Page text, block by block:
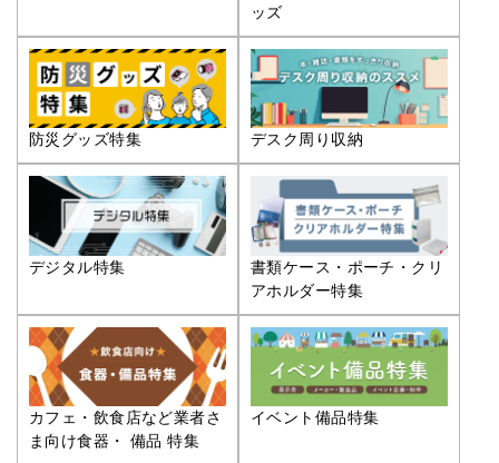
ッズ
防災グッズ特集 デスク周り収納
デジタル特集
書類ケース・ポーチ・クリ
アホルダー特集
カフェ・飲食店など業者さ
ま向け食器・ 備品 特集
イベント備品特集